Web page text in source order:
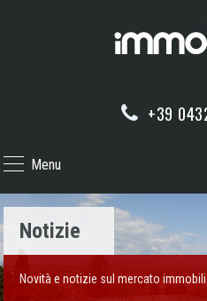
+39
Menu
Notizie
Novità e notizie sul mercato